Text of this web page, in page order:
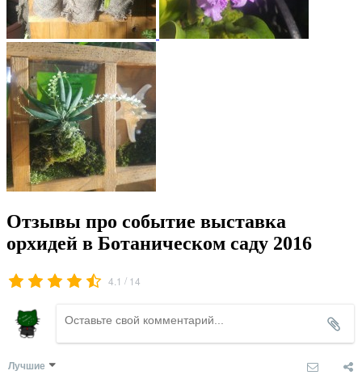
Отзывы про событие выставка
орхидей в Ботаническом саду 2016
4.1 / 14
Лучшие